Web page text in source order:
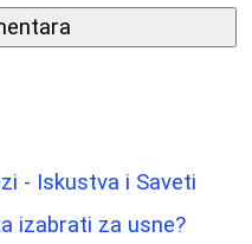
- Iskustva i Saveti
izabrati za usne?